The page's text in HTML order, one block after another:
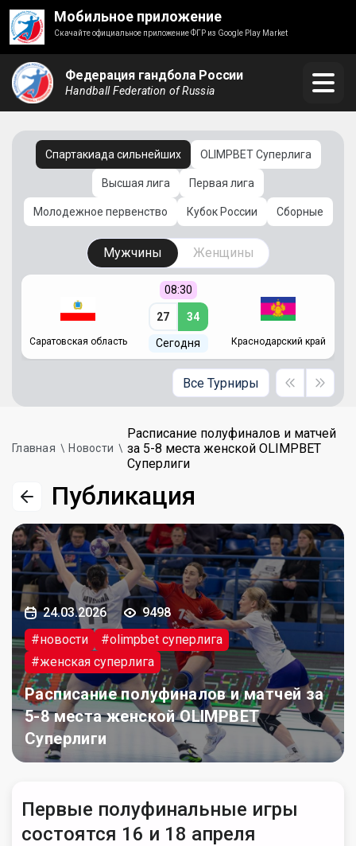
Мобильное приложение
Скачайте официальное приложение ФГР из Google Play Market
Федерация гандбола России
Handball Federation of Russia
Спартакиада сильнейших OLIMPBET Суперлига
Высшая лига Первая лига
Молодежное первенство Кубок России Сборные
Мужчины Женщины
Саратовская область
08:30
27 34
Сегодня Краснодарский край
Все Турниры
Главная Новости
Расписание полуфиналов и матчей
за 5-8 места женской OLIMPBET
Суперлиги
Публикация
24.03.2026
9498
#новости
#olimpbet суперлига
#женская суперлига
Расписание полуфиналов и матчей за
5-8 места женской OLIMPBET
Суперлиги
Первые полуфинальные игры
состоятся 16 и 18 апреля